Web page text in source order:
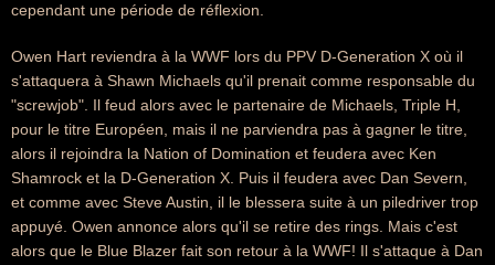
cependant une période de réflexion.
Owen Hart reviendra à la WWF lors du PPV D-Generation X où il
s'attaquera à Shawn Michaels qu'il prenait comme responsable du
"screwjob". Il feud alors avec le partenaire de Michaels, Triple H,
pour le titre Européen, mais il ne parviendra pas à gagner le titre,
alors il rejoindra la Nation of Domination et feudera avec Ken
Shamrock et la D-Generation X. Puis il feudera avec Dan Severn,
et comme avec Steve Austin, il le blessera suite à un piledriver trop
appuyé. Owen annonce alors qu'il se retire des rings. Mais c'est
alors que le Blue Blazer fait son retour à la WWF! Il s'attaque à Dan